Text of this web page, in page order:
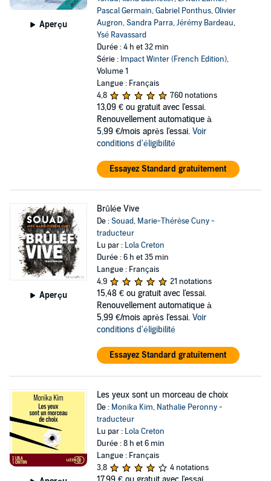
Aperçu
Pascal Germain,Gabriel Ponthus,Olivier
Augron,Sandra Parra,Jérémy Bardeau,
Ysé Ravassard
Durée : 4 h et 32 min
Série : Impact Winter (French Edition),
Volume 1
Langue : Français
4,8
760 notations
13,09 € ou gratuit avec l'essai.
Renouvellement automatique à
5,99 €/mois après l'essai. Voir
conditions d'éligibilité
Essayez Standard gratuitement
Aperçu
Brûlée Vive
De :Souad, Marie-Thérèse Cuny -
traducteur
Lu par : Lola Creton
Durée : 6 h et 35 min
Langue : Français
4,9
21 notations
15,48 € ou gratuit avec l'essai.
Renouvellement automatique à
5,99 €/mois après l'essai. Voir
conditions d'éligibilité
Essayez Standard gratuitement
Les yeux sont un morceau de choix
De : Monika Kim, Nathalie Peronny -
traducteur
Lu par : Lola Creton
Durée : 8 h et 6 min
Langue : Français
3,8
4 notations